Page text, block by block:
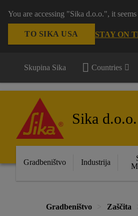
You are accessing "Sika d.o.o.", it
TO SIKA USA STAY ON
Skupina Sika Countries
Sika d.o.o.
Gradbeništvo Industrija
Gradbeništvo Zaščita